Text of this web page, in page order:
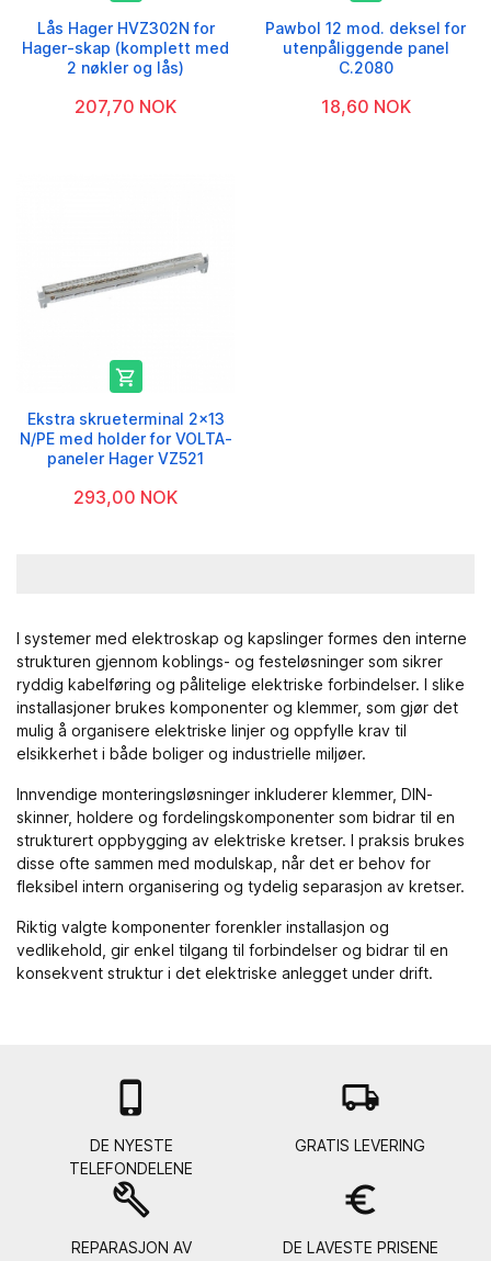
Lås Hager HVZ302N for
Hager-skap (komplett med
2 nøkler og lås)
207,70 NOK
Pawbol 12 mod. deksel for
utenpåliggende panel
C.2080
18,60 NOK

Ekstra skrueterminal 2x13
N/PE med holder for VOLTA-
paneler Hager VZ521
293,00 NOK
I systemer med elektroskap og kapslinger formes den interne
strukturen gjennom koblings- og festeløsninger som sikrer
ryddig kabelføring og pålitelige elektriske forbindelser. I slike
installasjoner brukes komponenter og klemmer, som gjør det
mulig å organisere elektriske linjer og oppfylle krav til
elsikkerhet i både boliger og industrielle miljøer.
Innvendige monteringsløsninger inkluderer klemmer, DIN-
skinner, holdere og fordelingskomponenter som bidrar til en
strukturert oppbygging av elektriske kretser. I praksis brukes
disse ofte sammen med modulskap , når det er behov for
fleksibel intern organisering og tydelig separasjon av kretser.
Riktig valgte komponenter forenkler installasjon og
vedlikehold, gir enkel tilgang til forbindelser og bidrar til en
konsekvent struktur i det elektriske anlegget under drift.

DE NYESTE
TELEFONDELENE
local_shipping
GRATIS LEVERING
build
REPARASJON AV
euro_symbol
DE LAVESTE PRISENE